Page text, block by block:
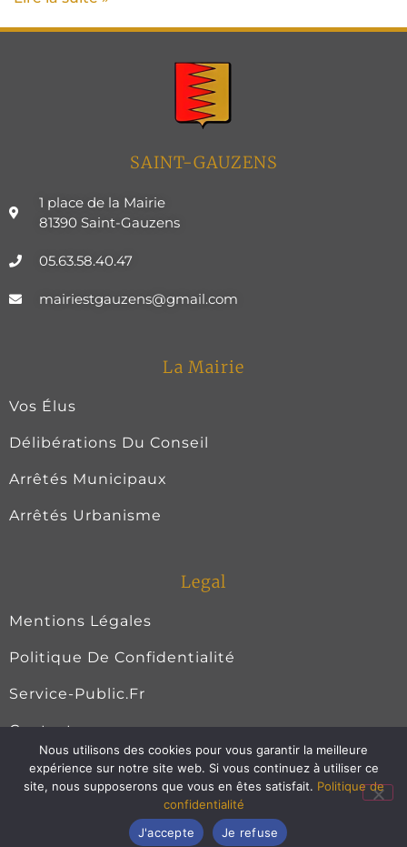
SAINT-GAUZENS
1 place de la Mairie
81390 Saint-Gauzens
05.63.58.40.47
mairiestgauzens@gmail.com
La Mairie
Vos Élus
Délibérations Du Conseil
Arrêtés Municipaux
Arrêtés Urbanisme
Legal
Mentions Légales
Politique De Confidentialité
Service-Public.fr
Contact
Saint-Gauzens © 2023. Tout droits réservés | Site web
façonné parLycan Conceptau cœur du Tarn.
Nous utilisons des cookies pour vous garantir la meilleure
expérience sur notre site web. Si vous continuez à utiliser ce
site, nous supposerons que vous en êtes satisfait. Politique de
confidentialité
J'accepte
Je refuse